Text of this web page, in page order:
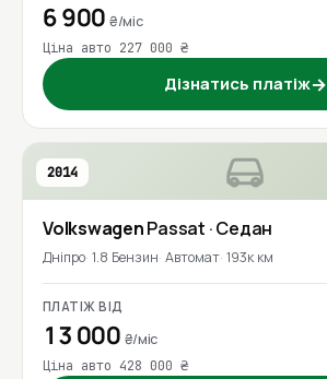
6 900₴/міс
Ціна авто 227 000 ₴
Дізнатись платіж→
2014
VolkswagenPassat · Седан
Дніпро 1.8 Бензин Автомат 193к км
ПЛАТІЖ ВІД
13 000 ₴/міс
Ціна авто 428 000 ₴